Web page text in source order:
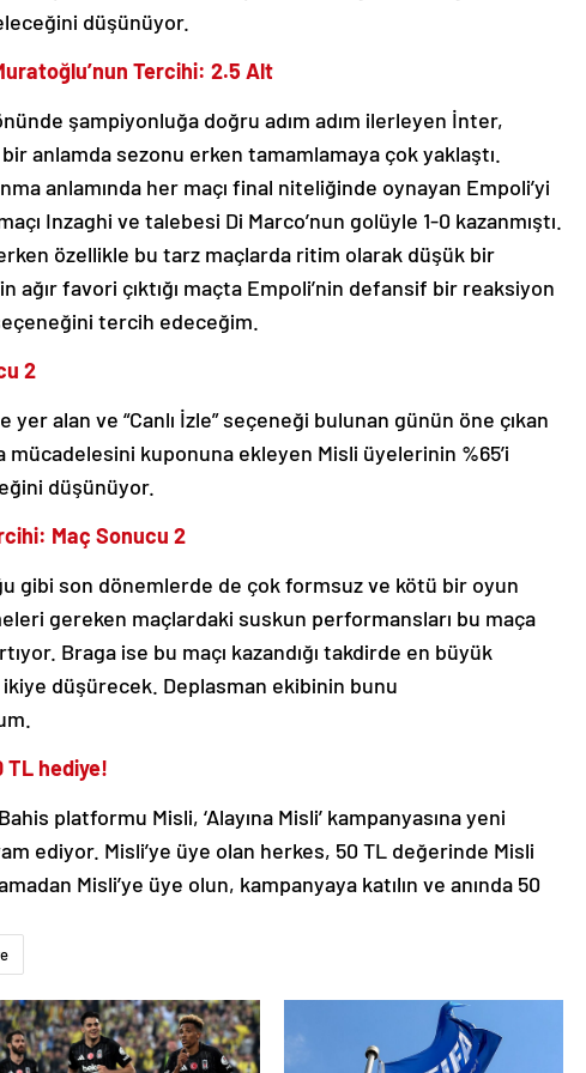
düşünüyor.
Tercihi: 2.5 Alt
şampiyonluğa doğru adım adım ilerleyen İnter,
anlamda sezonu erken tamamlamaya çok yaklaştı.
anlamında her maçı final niteliğinde oynayan Empoli’yi
Inzaghi ve talebesi Di Marco’nun golüyle 1-0 kazanmıştı.
özellikle bu tarz maçlarda ritim olarak düşük bir
favori çıktığı maçta Empoli’nin defansif bir reaksiyon
tercih edeceğim.
2
yer alan ve “Canlı İzle” seçeneği bulunan günün öne çıkan
kuponuna ekleyen Misli üyelerinin %65’i
düşünüyor.
Maç Sonucu 2
gibi son dönemlerde de çok formsuz ve kötü bir oyun
gereken maçlardaki suskun performansları bu maça
Braga ise bu maçı kazandığı takdirde en büyük
düşürecek. Deplasman ekibinin bunu
TL hediye!
platformu Misli, ‘Alayına Misli’ kampanyasına yeni
ediyor. Misli’ye üye olan herkes, 50 TL değerinde Misli
Misli’ye üye olun, kampanyaya katılın ve anında 50